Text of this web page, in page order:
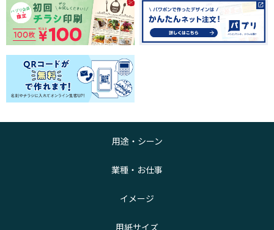
用途・シーン
業種・お仕事
イメージ
用紙サイズ